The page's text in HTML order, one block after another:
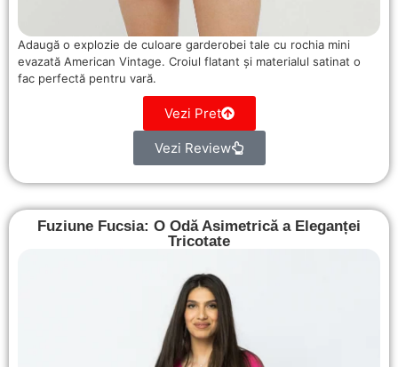
Adaugă o explozie de culoare garderobei tale cu rochia mini
evazată American Vintage. Croiul flatant și materialul satinat o
fac perfectă pentru vară.
Vezi Pret
Vezi Review
Fuziune Fucsia: O Odă Asimetrică a Eleganței
Tricotate